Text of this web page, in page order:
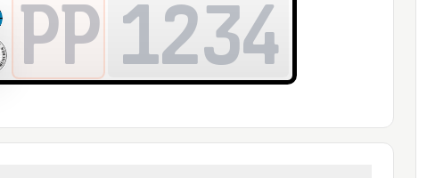
PP 1234